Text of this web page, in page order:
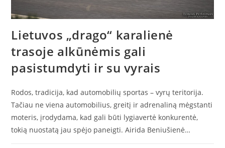
Lietuvos „drago“ karalienė
trasoje alkūnėmis gali
pasistumdyti ir su vyrais
Rodos, tradicija, kad automobilių sportas – vyrų teritorija.
Tačiau ne viena automobilius, greitį ir adrenaliną mėgstanti
moteris, įrodydama, kad gali būti lygiavertė konkurentė,
tokią nuostatą jau spėjo paneigti. Airida Beniušienė…